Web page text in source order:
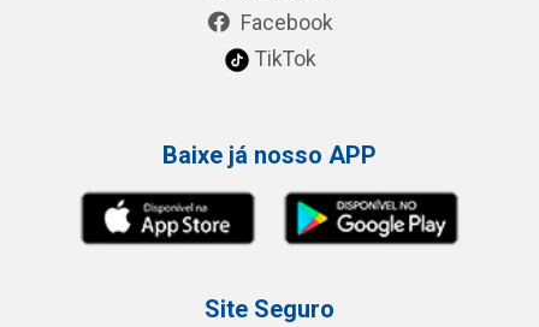
Facebook
TikTok
Baixe já nosso APP
Site Seguro